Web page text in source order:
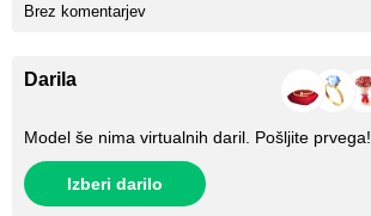
Brez komentarjev
Darila
Model še nima virtualnih daril. Pošljite prvega!
Izberi darilo